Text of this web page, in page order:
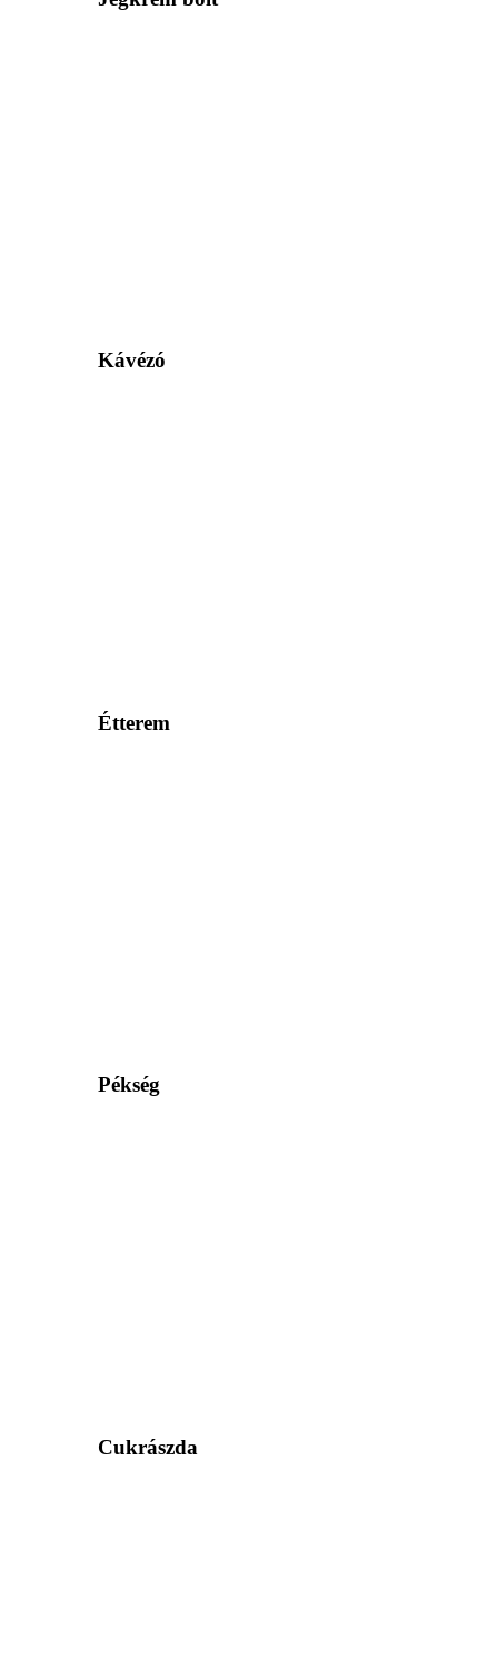
Kávézó
Étterem
Pékség
Cukrászda